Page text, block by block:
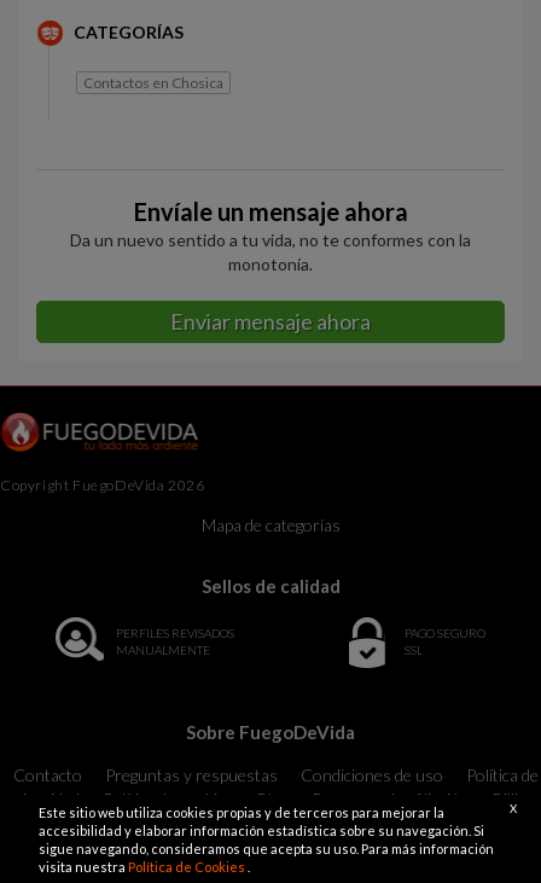
CATEGORÍAS
Contactos en Chosica
Envíale un mensaje ahora
Da un nuevo sentido a tu vida, no te conformes con la
monotonía.
Enviar mensaje ahora
Copyright FuegoDeVida 2026
Mapa de categorías
Sellos de calidad
PERFILES REVISADOS
MANUALMENTE
PAGO SEGURO
SSL
Sobre FuegoDeVida
Contacto Preguntas y respuestas Condiciones de uso
Política de
privacidad
Política de cookies Blog Programa de afiliación
Billing
Support
18 U.S.C. 2257 Record-Keeping Requirements Compliance
Statement Exempt
Este sitio web utiliza cookies propias y de terceros para mejorar la
accesibilidad y elaborar información estadística sobre su navegación. Si
sigue navegando, consideramos que acepta su uso. Para más información
visita nuestra Política de Cookies
X